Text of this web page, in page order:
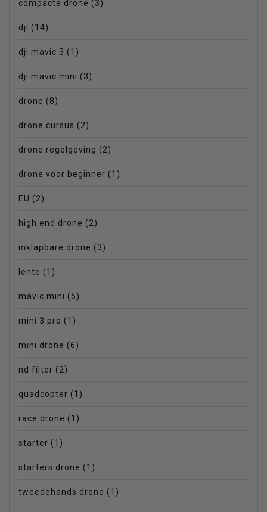
compacte drone (3)
dji (14)
dji mavic 3 (1)
dji mavic mini (3)
drone (8)
drone cursus (2)
drone regelgeving (2)
drone voor beginner (1)
EU (2)
high end drone (2)
inklapbare drone (3)
lente (1)
mavic mini (5)
mini 3 pro (1)
mini drone (6)
nd filter (2)
quadcopter (1)
race drone (1)
starter (1)
starters drone (1)
tweedehands drone (1)